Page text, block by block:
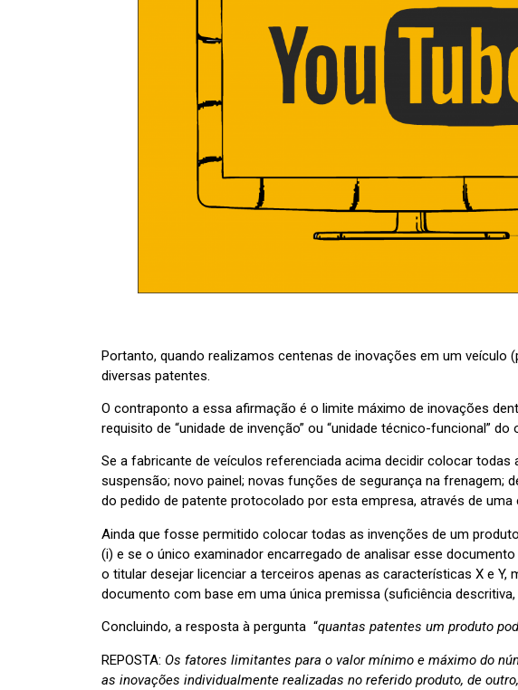
Portanto, quando realizamos centenas de inovações em um veículo
diversas patentes.
O contraponto a essa afirmação é o limite máximo de inovações
requisito de “unidade de invenção” ou “unidade técnico-funcional” do
Se a fabricante de veículos referenciada acima decidir colocar
suspensão; novo painel; novas funções de segurança na frenagem;
do pedido de patente protocolado por esta empresa, através de
Ainda que fosse permitido colocar todas as invenções de um
(i) e se o único examinador encarregado de analisar esse
o titular desejar licenciar a terceiros apenas as características X e
documento com base em uma única premissa (suficiência
Concluindo, a resposta à pergunta “quantas patentes um produto
REPOSTA: Os fatores limitantes para o valor mínimo e máximo do
as inovações individualmente realizadas no referido produto, de